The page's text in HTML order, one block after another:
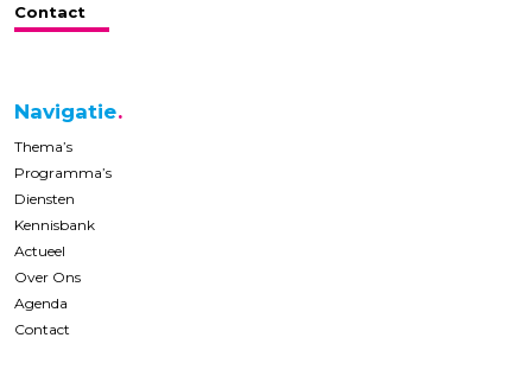
Contact
Navigatie
Thema’s
Programma’s
Diensten
Kennisbank
Actueel
Over Ons
Agenda
Contact